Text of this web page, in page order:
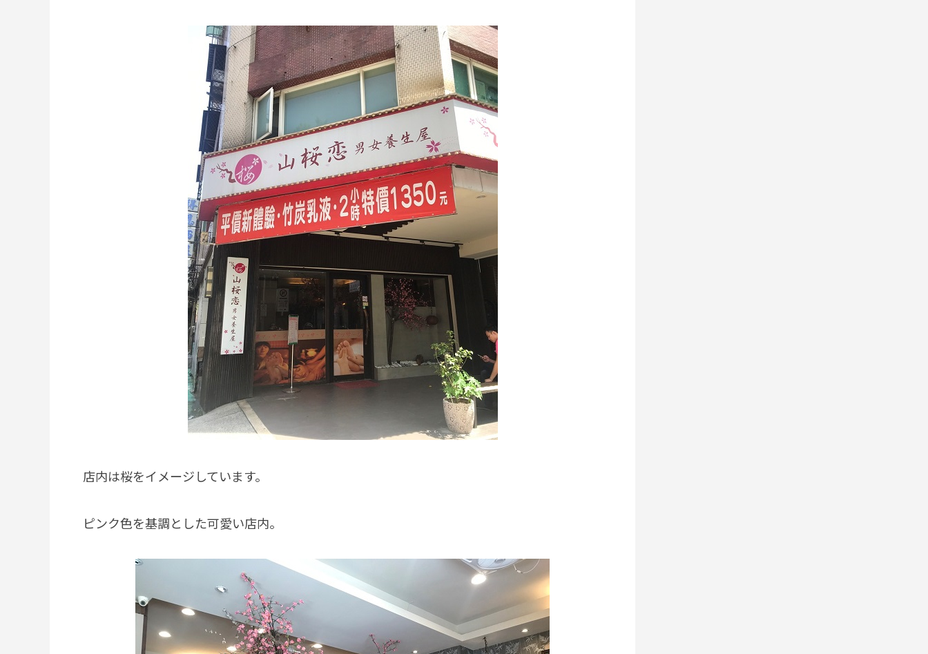
店内は桜をイメージしています。
ピンク色を基調とした可愛い店内。